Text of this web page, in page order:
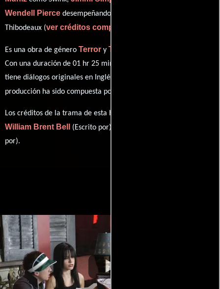
Wendell Pierce desempeñando el papel de Detective
Thibodeaux (ver créditos completos
Es una obra de género Terror y Thriller
Con una duración de 01 hr 25 min (85 minutos), esta película
tiene diálogos originales en Inglés
producción ha sido compuesta por
Los créditos de la trama de esta historia están divididos entre
William Brent Bell (Escrito por) y
por).